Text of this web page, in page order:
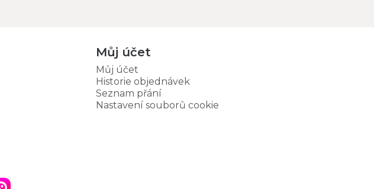
Můj účet
Můj účet
Historie objednávek
Seznam přání
Nastavení souborů cookie